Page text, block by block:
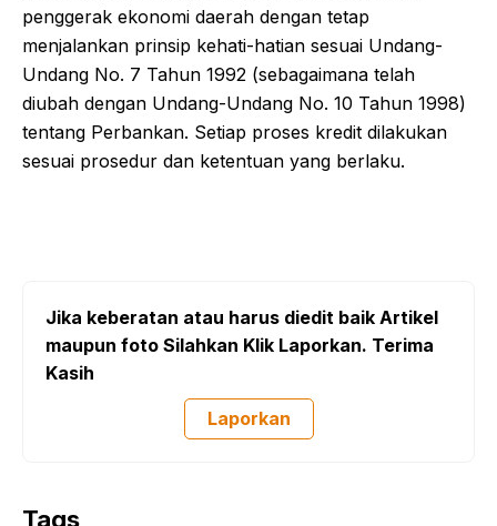
penggerak ekonomi daerah dengan tetap
menjalankan prinsip kehati-hatian sesuai Undang-
Undang No. 7 Tahun 1992 (sebagaimana telah
diubah dengan Undang-Undang No. 10 Tahun 1998)
tentang Perbankan. Setiap proses kredit dilakukan
sesuai prosedur dan ketentuan yang berlaku.
Jika keberatan atau harus diedit baik Artikel
maupun foto Silahkan Klik Laporkan. Terima
Kasih
Laporkan
Tags